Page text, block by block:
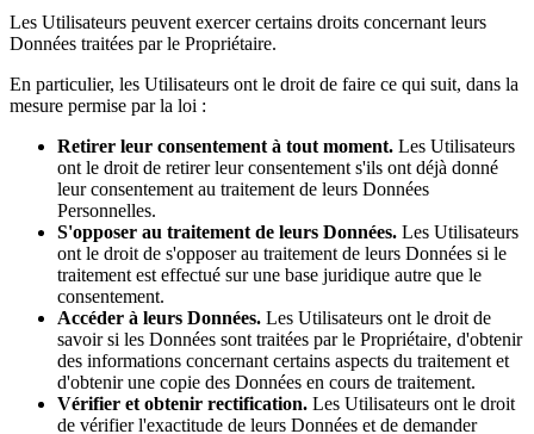
Les Utilisateurs peuvent exercer certains droits concernant leurs
Données traitées par le Propriétaire.
En particulier, les Utilisateurs ont le droit de faire ce qui suit, dans la
mesure permise par la loi :
Retirer leur consentement à tout moment. Les Utilisateurs
ont le droit de retirer leur consentement s'ils ont déjà donné
leur consentement au traitement de leurs Données
Personnelles.
S'opposer au traitement de leurs Données. Les Utilisateurs
ont le droit de s'opposer au traitement de leurs Données si le
traitement est effectué sur une base juridique autre que le
consentement.
Accéder à leurs Données. Les Utilisateurs ont le droit de
savoir si les Données sont traitées par le Propriétaire, d'obtenir
des informations concernant certains aspects du traitement et
d'obtenir une copie des Données en cours de traitement.
Vérifier et obtenir rectification. Les Utilisateurs ont le droit
de vérifier l'exactitude de leurs Données et de demander